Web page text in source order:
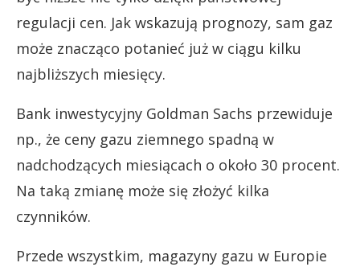
regulacji cen. Jak wskazują prognozy, sam gaz
może znacząco potanieć już w ciągu kilku
najbliższych miesięcy.
Bank inwestycyjny Goldman Sachs przewiduje
np., że ceny gazu ziemnego spadną w
nadchodzących miesiącach o około 30 procent.
Na taką zmianę może się złożyć kilka
czynników.
Przede wszystkim, magazyny gazu w Europie